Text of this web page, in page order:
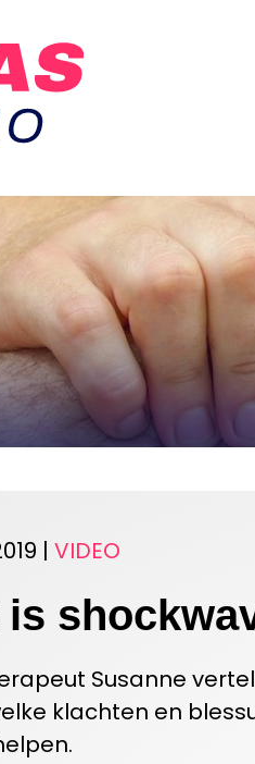
|VIDEO
is
Susanne
klachten en